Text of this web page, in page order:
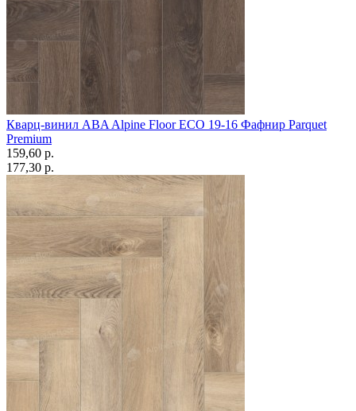
Кварц-винил ABA Alpine Floor ECO 19-16 Фафнир Parquet
Premium
159,60 p.
177,30 p.